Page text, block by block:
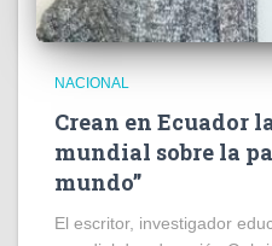
NACIONAL
Crean en Ecuador
mundial sobre la
mundo”
El escritor, investigador